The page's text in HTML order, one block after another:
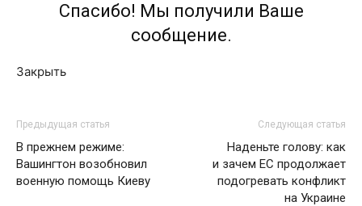
Спасибо! Мы получили Ваше
сообщение.
Закрыть
Предыдущая статья
В прежнем режиме:
Вашингтон возобновил
военную помощь Киеву
Следующая статья
Наденьте голову: как
и зачем ЕC продолжает
подогревать конфликт
на Украине